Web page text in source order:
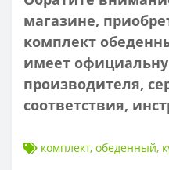
магазине,
комплект
имеет
производителя,
соответствия,
комплект, обеденный,